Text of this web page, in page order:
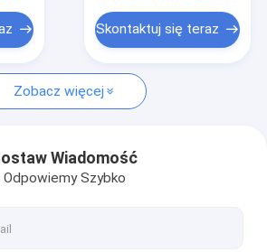
Wheels
Woodturners
Skontaktuj się teraz
Zobacz więcej
Wiadomość
Odpowiemy Szybko